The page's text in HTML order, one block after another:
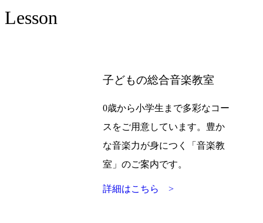
Lesson
子どもの総合音楽教室
0歳から小学生まで多彩なコー
スをご用意しています。豊か
な音楽力が身につく「音楽教
室」のご案内です。
詳細はこちら >